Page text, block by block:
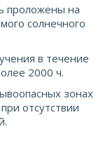
проложены на
солнечного
в течение
2000 ч.
зонах
отсутствии